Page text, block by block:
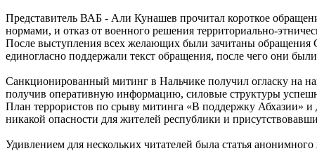
Представитель ВАБ - Али Кунашев прочитал короткое
нормами, и отказ от военного решения территориально-
После выступления всех желающих были зачитаны обращения
единогласно поддержали текст обращения, после чего они
Санкционированный митинг в Нальчике получил огласку на
получив оперативную информацию, силовые структуры
План террористов по срыву митинга «В поддержку Абхазии» и
никакой опасности для жителей республики и
Удивлением для нескольких читателей была статья